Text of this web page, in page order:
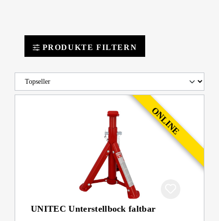
PRODUKTE FILTERN
UNITEC Unterstellbock faltbar